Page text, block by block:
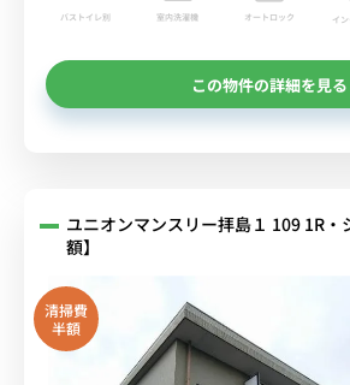
バストイレ別 室内洗濯機 オートロック
イ
この物件の詳細を見る
ユニオンマンスリー拝島１ 109 1R
額】
清掃費
半額